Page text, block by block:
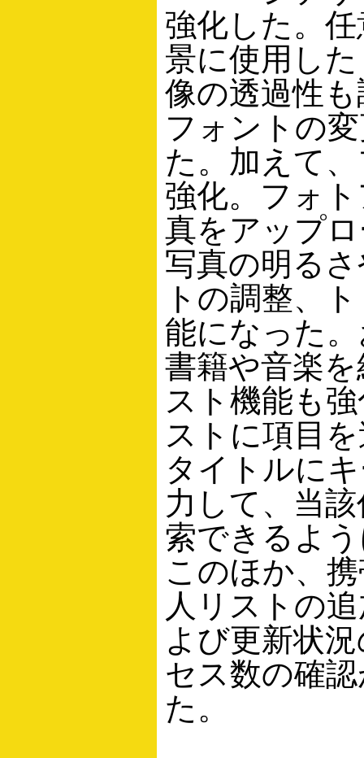
強化した。
景に使用し
像の透過性
フォントの
た。加えて
強化。フォ
真をアップ
写真の明る
トの調整、
能になった
書籍や音楽
スト機能も
ストに項目
タイトルに
力して、当
索できるよ
このほか、
人リストの
よび更新状
セス数の確
た。